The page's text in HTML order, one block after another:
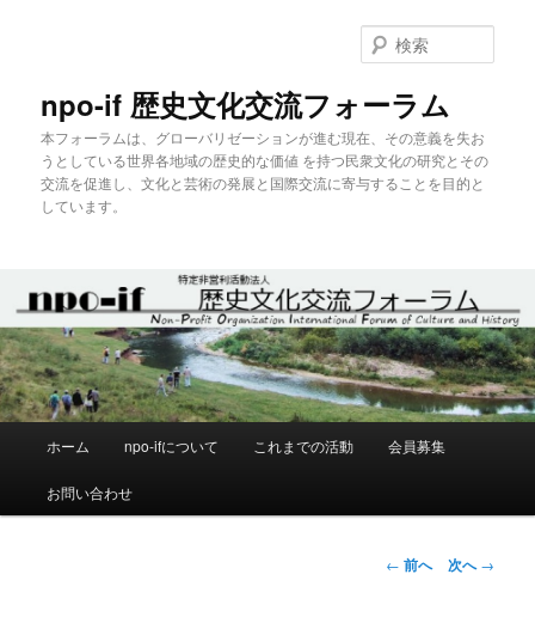
npo-if 歴史文化交流フォーラム
本フォーラムは、グローバリゼーションが進む現在、その意義を失お
うとしている世界各地域の歴史的な価値 を持つ民衆文化の研究とその
交流を促進し、文化と芸術の発展と国際交流に寄与することを目的と
しています。
索
メ
ホーム npo-ifについて これまでの活動 会員募集
お問い合わせ
投← 前へ 次へ→